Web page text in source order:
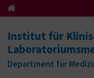
Institut für
Department für